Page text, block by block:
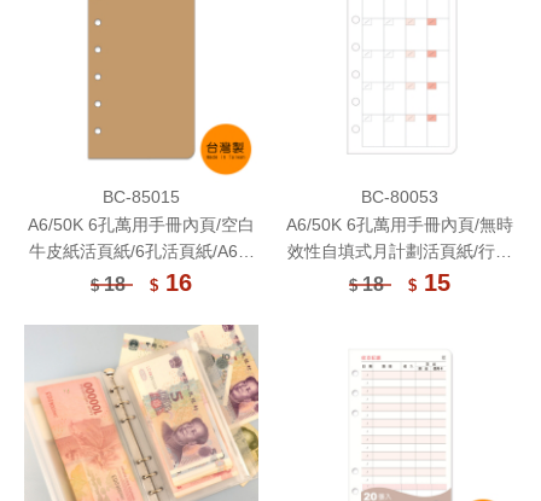
BC-85015
A6/50K 6孔萬用手冊內頁/空白
牛皮紙活頁紙/6孔活頁紙/A6活
頁紙/活頁筆記本補充內頁/手帳
$18 $ 16
BC-80053
A6/50K 6孔萬用手冊內頁/無時
效性自填式月計劃活頁紙/行事
曆/6孔活頁紙/A6活頁紙/活頁筆
$18 $ 15